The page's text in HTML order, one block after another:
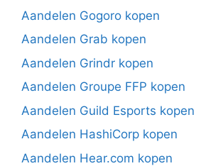
Aandelen Gogoro kopen
Aandelen Grab kopen
Aandelen Grindr kopen
Aandelen Groupe FFP kopen
Aandelen Guild Esports kopen
Aandelen HashiCorp kopen
Aandelen Hear.com kopen